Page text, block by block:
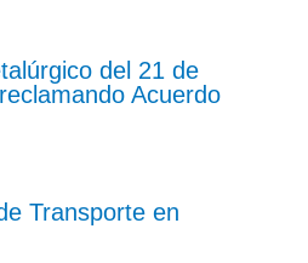
del 21 de
Acuerdo
Transporte en